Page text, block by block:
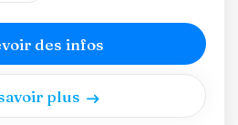
des infos
plus